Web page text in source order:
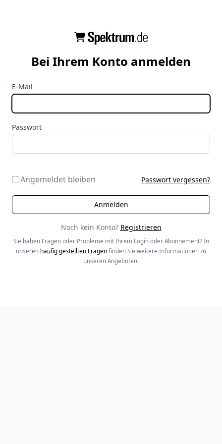
Bei Ihrem Konto anmelden
E-Mail
Passwort
Angemeldet bleiben Passwort vergessen?
Noch kein Konto? Registrieren
Sie haben Fragen oder Probleme mit Ihrem Login oder Abonnement? In
unseren häufig gestellten Fragen finden Sie weitere Informationen zu
unseren Angeboten.